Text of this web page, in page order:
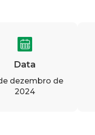
Data
dezembro de
2024